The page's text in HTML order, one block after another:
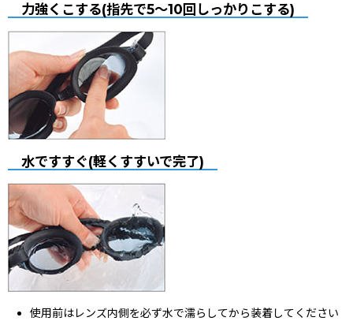
力強くこする(指先で5〜10回しっかりこする)
水ですすぐ(軽くすすいで完了)
使用前はレンズ内側を必ず水で濡らしてから装着してください